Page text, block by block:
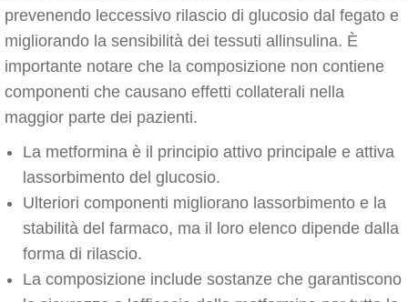
prevenendo leccessivo rilascio di glucosio dal fegato e
migliorando la sensibilità dei tessuti allinsulina. È
importante notare che la composizione non contiene
componenti che causano effetti collaterali nella
maggior parte dei pazienti.
La metformina è il principio attivo principale e attiva
lassorbimento del glucosio.
Ulteriori componenti migliorano lassorbimento e la
stabilità del farmaco, ma il loro elenco dipende dalla
forma di rilascio.
La composizione include sostanze che garantiscono